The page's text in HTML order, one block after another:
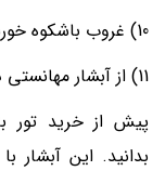
10) غروب باشکوه خورشید را در سواحل بوتامی تماشا کنید.
11) از آبشار مهانستی دیدن کنید.
پیش از خرید تور